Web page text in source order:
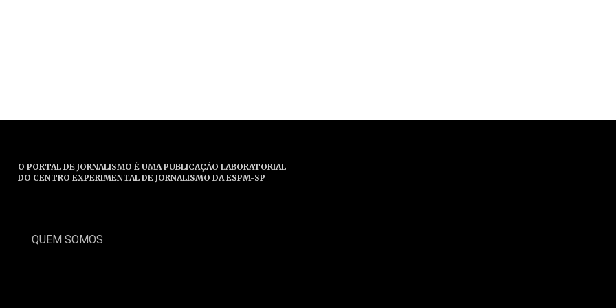
O PORTAL DE JORNALISMO É UMA PUBLICAÇÃO LABORATORIAL
DO CENTRO EXPERIMENTAL DE JORNALISMO DA ESPM-SP
QUEM SOMOS